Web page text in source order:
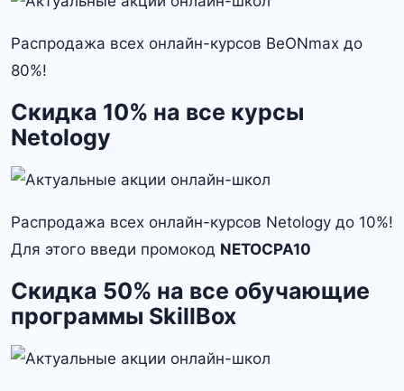
Распродажа всех онлайн-курсов BeONmax до
80%!
Скидка 10% на все курсы
Netology
Распродажа всех онлайн-курсов Netology до 10%!
Для этого введи промокод NETOCPA10
Скидка 50% на все обучающие
программы SkillBox